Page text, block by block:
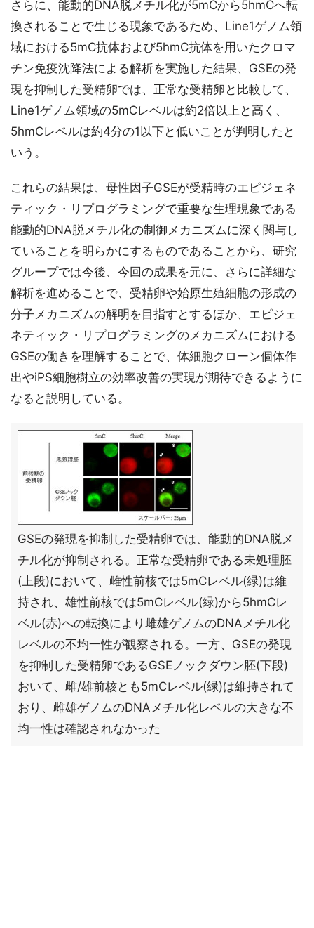
さらに、能動的DNA脱メチル化が5mCから5hmCへ転
換されることで生じる現象であるため、Line1ゲノム領
域における5mC抗体および5hmC抗体を用いたクロマ
チン免疫沈降法による解析を実施した結果、GSEの発
現を抑制した受精卵では、正常な受精卵と比較して、
Line1ゲノム領域の5mCレベルは約2倍以上と高く、
5hmCレベルは約4分の1以下と低いことが判明したと
いう。
これらの結果は、母性因子GSEが受精時のエピジェネ
ティック・リプログラミングで重要な生理現象である
能動的DNA脱メチル化の制御メカニズムに深く関与し
ていることを明らかにするものであることから、研究
グループでは今後、今回の成果を元に、さらに詳細な
解析を進めることで、受精卵や始原生殖細胞の形成の
分子メカニズムの解明を目指すとするほか、エピジェ
ネティック・リプログラミングのメカニズムにおける
GSEの働きを理解することで、体細胞クローン個体作
出やiPS細胞樹立の効率改善の実現が期待できるように
なると説明している。
GSEの発現を抑制した受精卵では、能動的DNA脱メ
チル化が抑制される。正常な受精卵である未処理胚
(上段)において、雌性前核では5mCレベル(緑)は維
持され、雄性前核では5mCレベル(緑)から5hmCレ
ベル(赤)への転換により雌雄ゲノムのDNAメチル化
レベルの不均一性が観察される。一方、GSEの発現
を抑制した受精卵であるGSEノックダウン胚(下段)
おいて、雌/雄前核とも5mCレベル(緑)は維持されて
おり、雌雄ゲノムのDNAメチル化レベルの大きな不
均一性は確認されなかった